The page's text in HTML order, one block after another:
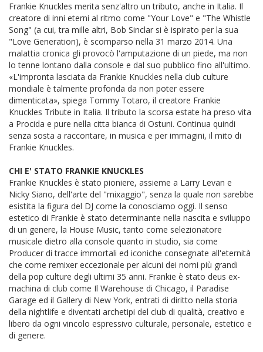
Frankie Knuckles merita senz'altro un tributo, anche in Italia. Il
creatore di inni eterni al ritmo come "Your Love" e "The Whistle
Song" (a cui, tra mille altri, Bob Sinclar si è ispirato per la sua
"Love Generation), è scomparso nella 31 marzo 2014. Una
malattia cronica gli provocò l'amputazione di un piede, ma non
lo tenne lontano dalla console e dal suo pubblico fino all'ultimo.
«L'impronta lasciata da Frankie Knuckles nella club culture
mondiale è talmente profonda da non poter essere
dimenticata», spiega Tommy Totaro, il creatore Frankie
Knuckles Tribute in Italia. Il tributo la scorsa estate ha preso vita
a Procida e pure nella citta bianca di Ostuni. Continua quindi
senza sosta a raccontare, in musica e per immagini, il mito di
Frankie Knuckles.
CHI E' STATO FRANKIE KNUCKLES
Frankie Knuckles è stato pioniere, assieme a Larry Levan e
Nicky Siano, dell'arte del "mixaggio", senza la quale non sarebbe
esistita la figura del DJ come la conosciamo oggi. Il senso
estetico di Frankie è stato determinante nella nascita e sviluppo
di un genere, la House Music, tanto come selezionatore
musicale dietro alla console quanto in studio, sia come
Producer di tracce immortali ed iconiche consegnate all'eternità
che come remixer eccezionale per alcuni dei nomi più grandi
della pop culture degli ultimi 35 anni. Frankie è stato deus ex-
machina di club come Il Warehouse di Chicago, il Paradise
Garage ed il Gallery di New York, entrati di diritto nella storia
della nightlife e diventati archetipi del club di qualità, creativo e
libero da ogni vincolo espressivo culturale, personale, estetico e
di genere.